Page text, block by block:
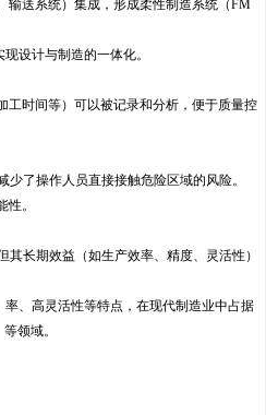
输送系统）集成，形成柔性制造系统（FM
设计与制造的一体化。
工时间等）可以被记录和分析，便于质量控
了操作人员直接接触危险区域的风险。
。
长期效益（如生产效率、精度、灵活性）
、高灵活性等特点，在现代制造业中占据
领域。